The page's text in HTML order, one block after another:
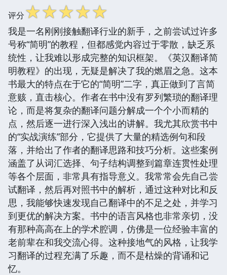
评分☆☆☆☆☆
我是一名刚刚接触翻译行业的新手，之前尝试过许多
号称“简明”的教程，但都感觉内容过于零散，缺乏系
统性，让我难以形成完整的知识框架。《英汉翻译简
明教程》的出现，无疑是解决了我的燃眉之急。这本
书最大的特点在于它的“简明”二字，真正做到了言简
意赅，直击核心。作者在书中没有罗列繁琐的翻译理
论，而是将复杂的翻译问题分解成一个个小而精的
点，然后逐一进行深入浅出的讲解。我尤其欣赏书中
的“实战演练”部分，它提供了大量的精选例句和段
落，并给出了作者的翻译思路和技巧分析。这些案例
涵盖了从词汇选择、句子结构调整到篇章连贯性处理
等各个层面，非常具有指导意义。我常常会先自己尝
试翻译，然后再对照书中的解析，通过这种对比和反
思，我能够快速发现自己翻译中的不足之处，并学习
到更优的解决方案。书中的语言风格也非常亲切，没
有那种高高在上的学术腔调，仿佛是一位经验丰富的
老前辈在和我交流心得。这种接地气的风格，让我学
习翻译的过程充满了乐趣，而不是枯燥的背诵和记
忆。